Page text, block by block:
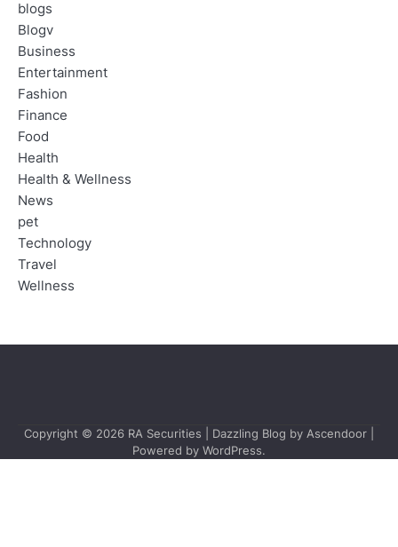
blogs
Blogv
Business
Entertainment
Fashion
Finance
Food
Health
Health & Wellness
News
pet
Technology
Travel
Wellness
Copyright © 2026 RA Securities | Dazzling Blog by Ascendoor
Powered by WordPress.